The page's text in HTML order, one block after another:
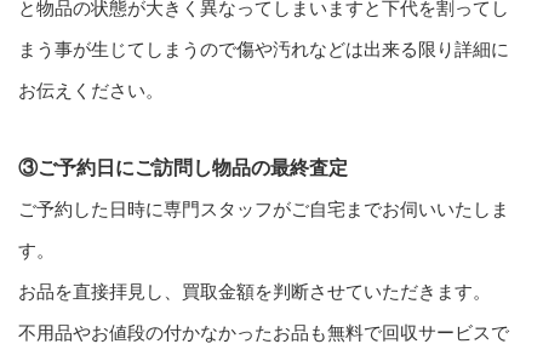
と物品の状態が大きく異なってしまいますと下代を割ってし
まう事が生じてしまうので傷や汚れなどは出来る限り詳細に
お伝えください。
③ご予約日にご訪問し物品の最終査定
ご予約した日時に専門スタッフがご自宅までお伺いいたしま
す。
お品を直接拝見し、買取金額を判断させていただきます。
不用品やお値段の付かなかったお品も無料で回収サービスで